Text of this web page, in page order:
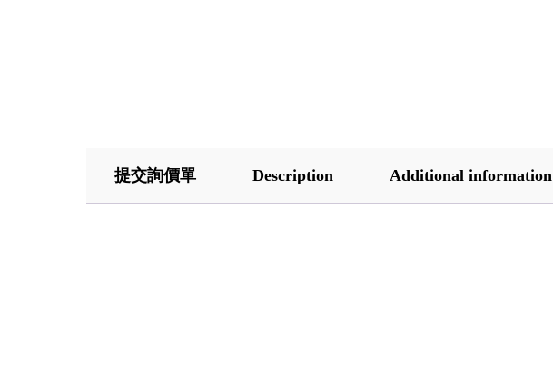
提交詢價單 Description Additional information